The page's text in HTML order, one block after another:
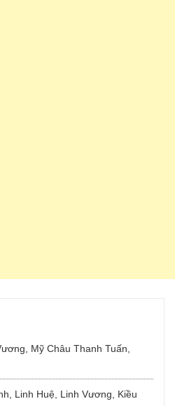
Mỹ Châu Thanh Tuấn,
Linh Huệ, Linh Vương, Kiều